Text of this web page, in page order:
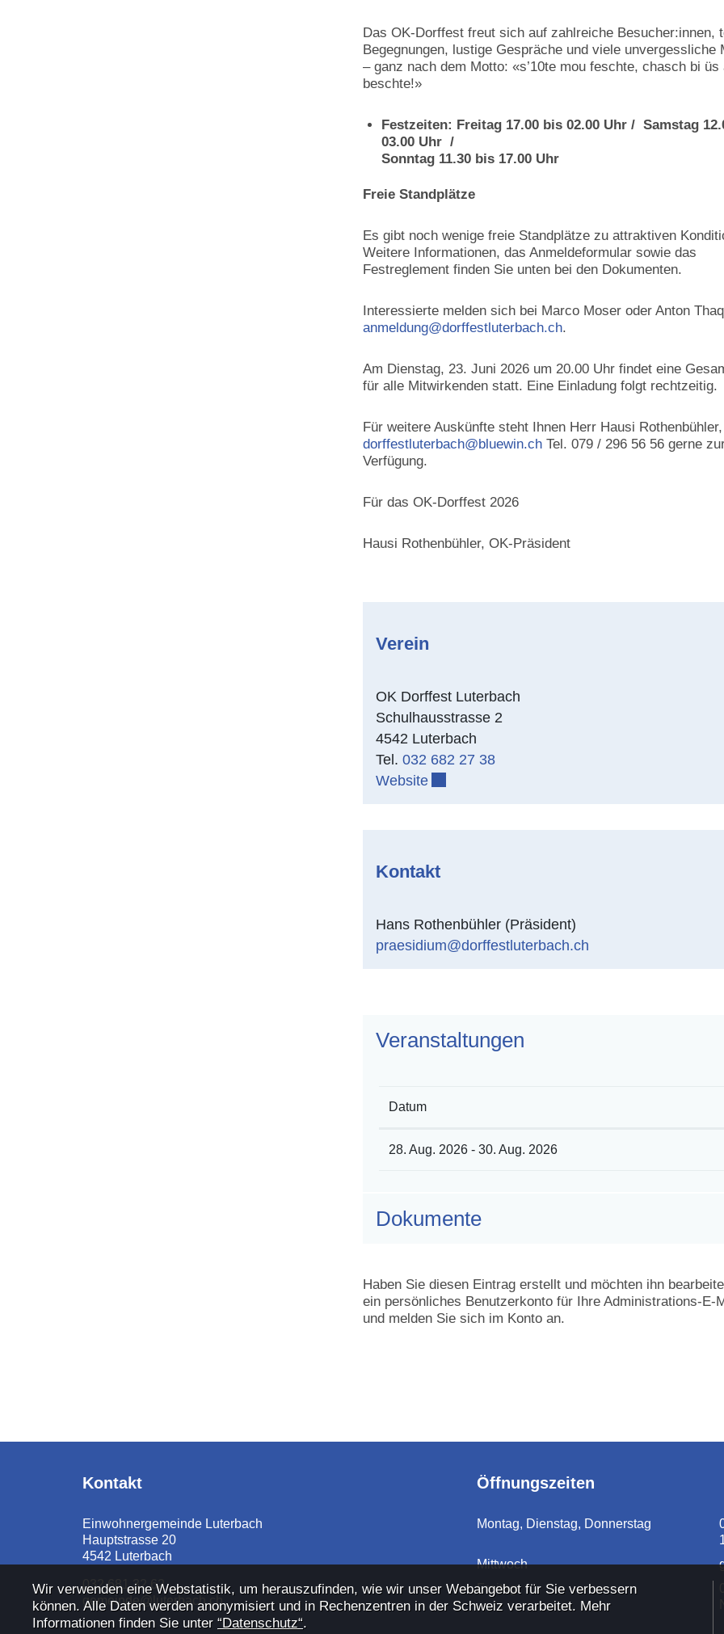
Das OK-Dorffest freut sich auf zahlreiche Besucher:innen,
Begegnungen, lustige Gespräche und viele unvergessliche
– ganz nach dem Motto: «s’10te mou feschte, chasch bi üs
beschte!»
Festzeiten: Freitag 17.00 bis 02.00 Uhr / Samstag
03.00 Uhr /
Sonntag 11.30 bis 17.00 Uhr
Freie Standplätze
Es gibt noch wenige freie Standplätze zu attraktiven
Weitere Informationen, das Anmeldeformular sowie das
Festreglement finden Sie unten bei den Dokumenten.
Interessierte melden sich bei Marco Moser oder Anton
anmeldung@dorffestluterbach.ch.
Am Dienstag, 23. Juni 2026 um 20.00 Uhr findet eine
für alle Mitwirkenden statt. Eine Einladung folgt rechtzeitig.
Für weitere Auskünfte steht Ihnen Herr Hausi Rothenbühler,
dorffestluterbach@bluewin.ch Tel. 079 / 296 56 56 gerne
Verfügung.
Für das OK-Dorffest 2026
Hausi Rothenbühler, OK-Präsident
Verein
OK Dorffest Luterbach
Schulhausstrasse 2
4542 Luterbach
Tel. 032 682 27 38
Website
Kontakt
Hans Rothenbühler (Präsident)
praesidium@dorffestluterbach.ch
Veranstaltungen
Datum
28. Aug. 2026 - 30. Aug. 2026
Dokumente
Haben Sie diesen Eintrag erstellt und möchten ihn
ein persönliches Benutzerkonto für Ihre Administrations-
und melden Sie sich im Konto an.
Kontakt
Einwohnergemeinde Luterbach
Hauptstrasse 20
4542 Luterbach
032 681 32 62
gemeinde@luterbach.ch
Öffnungszeiten
Montag, Dienstag, Donnerstag
Mittwoch
Freitag
Webstatistik
Wir verwenden eine Webstatistik, um herauszufinden, wie wir unser Webangebot für Sie verbessern
können. Alle Daten werden anonymisiert und in Rechenzentren in der Schweiz verarbeitet. Mehr
Informationen finden Sie unter “Datenschutz“.